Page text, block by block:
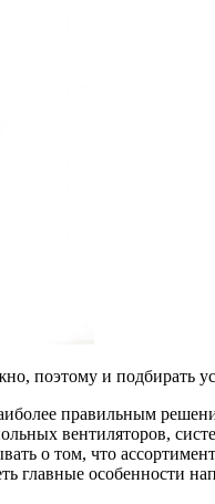
поэтому и подбирать
правильным
вентиляторов,
о том, что
главные особенности